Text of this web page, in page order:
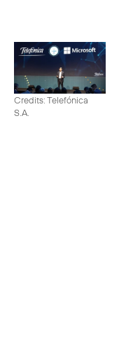
Credits: Telefónica
S.A.